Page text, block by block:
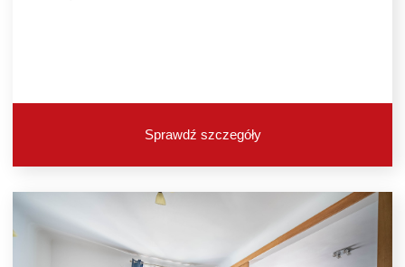
Sprawdź szczegóły